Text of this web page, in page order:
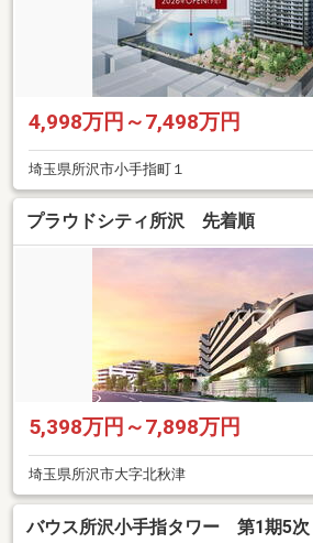
4,998万円～7,498万円
埼玉県所沢市小手指町１
プラウドシティ所沢 先着順
5,398万円～7,898万円
埼玉県所沢市大字北秋津
バウス所沢小手指タワー 第1期5次